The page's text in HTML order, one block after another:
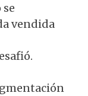
vendida